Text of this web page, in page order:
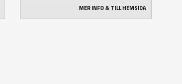
MER INFO & TILL HEMSIDA